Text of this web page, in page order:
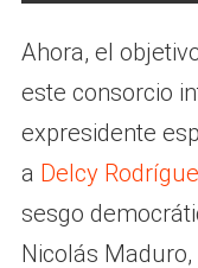
Ahora, el
este consorcio
expresidente
a Delcy
sesgo
Nicolás